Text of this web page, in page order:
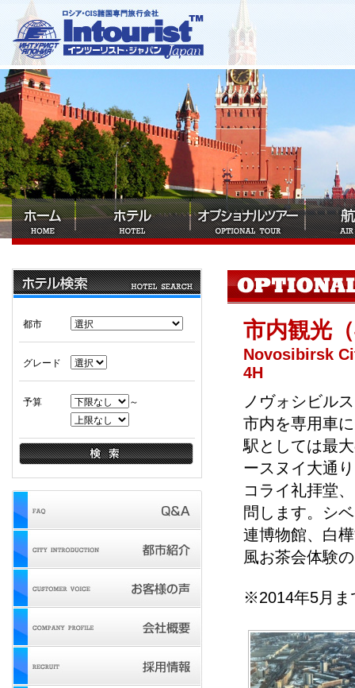
市内観光
Novosibirsk
4H
ノヴォシビル
市内を専用車
駅としては最
ースヌイ大通
コライ礼拝堂
問します。シ
連博物館、白
風お茶会体験
※2014年5月ま
都市
グレード
予算 ～